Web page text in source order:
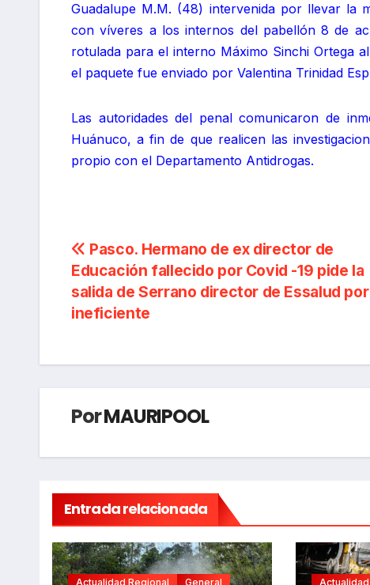
Guadalupe M.M. (48) intervenida por llevar la
con víveres a los internos del pabellón 8 de
rotulada para el interno Máximo Sinchi Ortega
el paquete fue enviado por Valentina Trinidad
Las autoridades del penal comunicaron de
Huánuco, a fin de que realicen las
propio con el Departamento Antidrogas.
Navegación
de
entradas
Pasco. Hermano de ex director de
Educación fallecido por Covid -19 pide la
salida de Serrano director de Essalud por
ineficiente
PorMAURIPOOL
Entrada relacionada
Actualidad Regional
General